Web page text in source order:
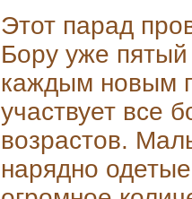
Этот парад
Бору уже
каждым новым
участвует все
возрастов.
нарядно